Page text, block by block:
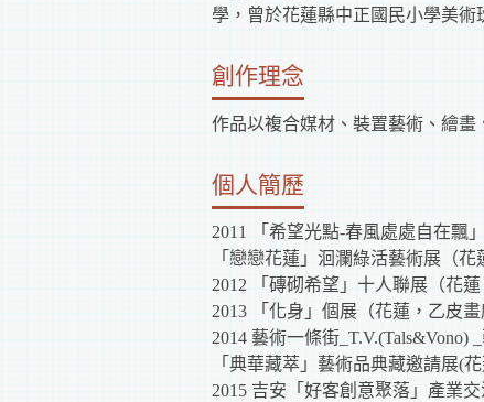
學，曾於花蓮縣中正國民小學美術
創作理念
作品以複合媒材、裝置藝術、繪
個人簡歷
2011 「希望光點-春風處處自在飄
「戀戀花蓮」洄瀾綠活藝術展（花
2012 「磚砌希望」十人聯展（花蓮
2013 「化身」個展（花蓮，乙皮畫
2014 藝術一條街
「典華藏萃」藝術品典藏邀請展(花
2015 吉安「好客創意聚落」產業